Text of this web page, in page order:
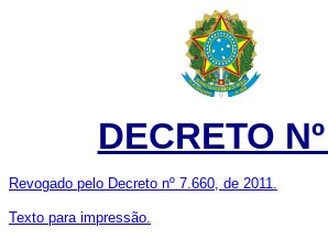
DECRETO
Revogado pelo Decreto nº 7.660, de 2011.
Texto para impressão.